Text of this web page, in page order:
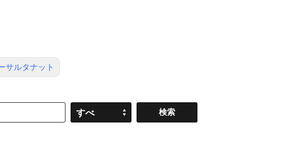
サルタナット
すべ